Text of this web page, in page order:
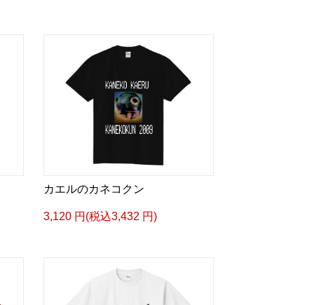
カエルのカネコクン
3,120 円(税込3,432 円)